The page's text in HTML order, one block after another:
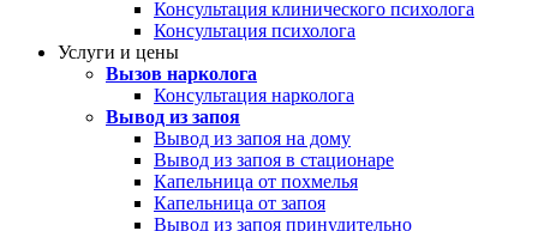
Консультация клинического психолога
Консультация психолога
Услуги и цены
Вызов нарколога
Консультация нарколога
Вывод из запоя
Вывод из запоя на дому
Вывод из запоя в стационаре
Капельница от похмелья
Капельница от запоя
Вывод из запоя принудительно